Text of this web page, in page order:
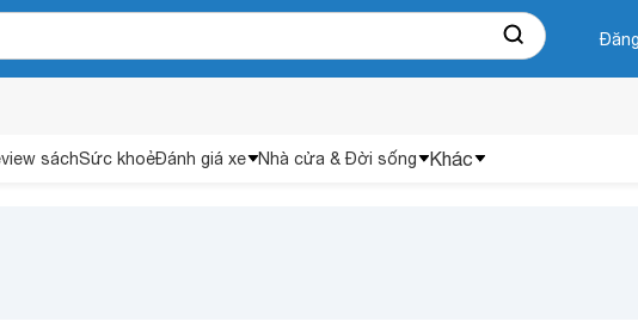
sáchSức khoẻĐánh giá xe Nhà cửa & Đời sống Khác